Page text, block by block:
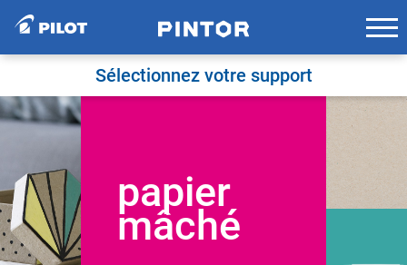
Sélectionnez votre support
papier
mâché